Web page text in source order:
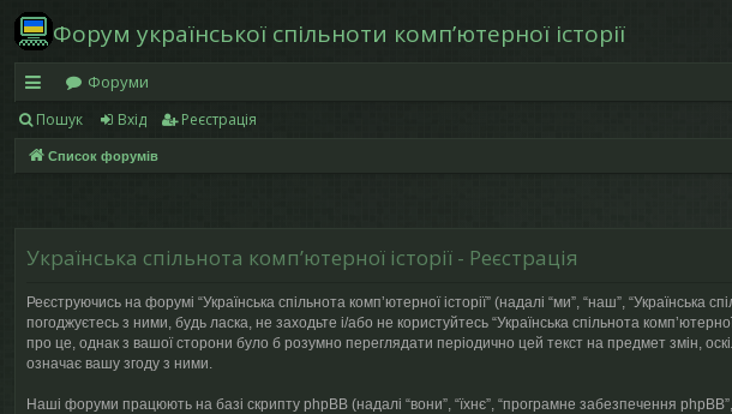
Форум української спільноти компʼютерної історії
в
и
д
ос
ту
Форуми
Пошук Вхід Реєстрація
Список форумів
Українська спільнота компʼютерної історії - Реєстрація
Реєструючись на форумі “Українська спільнота компʼютерної історії” (надалі “ми”, “наш”,
погоджуєтесь з ними, будь ласка, не заходьте і/або не користуйтесь “Українська спільнота
про це, однак з вашої сторони було б розумно переглядати періодично цей текст на предмет змін,
означає вашу згоду з ними.
Наші форуми працюють на базі скрипту phpBB (надалі “вони”, “їхнє”, “програмне забезпечення